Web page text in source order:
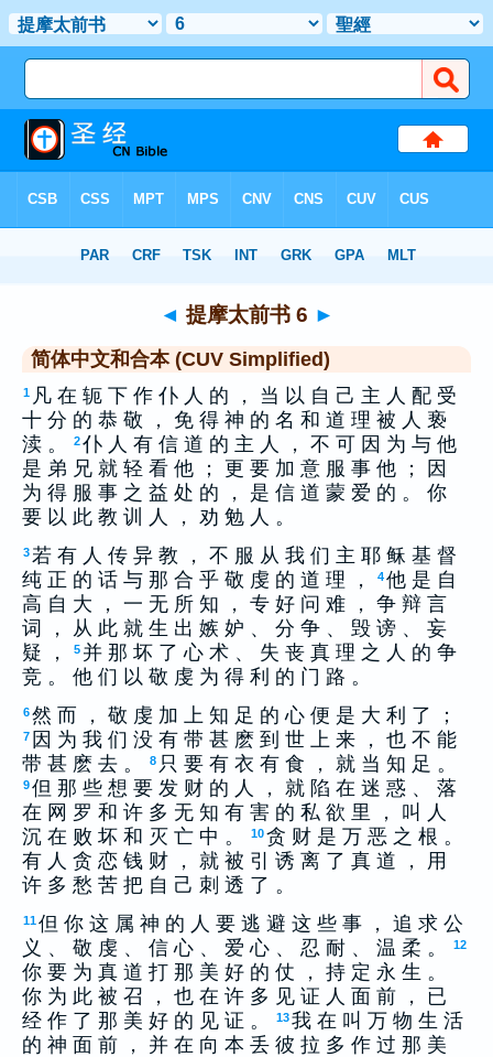
> 提摩太前书 6
◄ 提摩太前书 6 ►
简体中文和合本 (CUV Simplified)
1 凡 在 轭 下 作 仆 人 的 ， 当 以 自 己 主 人 配 受
十 分 的 恭 敬 ， 免 得 神 的 名 和 道 理 被 人 亵
渎 。
2仆 人 有 信 道 的 主 人 ， 不 可 因 为 与 他
是 弟 兄 就 轻 看 他 ； 更 要 加 意 服 事 他 ； 因
为 得 服 事 之 益 处 的 ， 是 信 道 蒙 爱 的 。 你
要 以 此 教 训 人 ， 劝 勉 人 。
3若 有 人 传 异 教 ， 不 服 从 我 们 主 耶 稣 基 督
纯 正 的 话 与 那 合 乎 敬 虔 的 道 理 ，
4他 是 自
高 自 大 ， 一 无 所 知 ， 专 好 问 难 ， 争 辩 言
词 ， 从 此 就 生 出 嫉 妒 、 分 争 、 毁 谤 、 妄
疑 ，
5 并 那 坏 了 心 术 、 失 丧 真 理 之 人 的 争
竞 。 他 们 以 敬 虔 为 得 利 的 门 路 。
6然 而 ， 敬 虔 加 上 知 足 的 心 便 是 大 利 了 ；
7 因 为 我 们 没 有 带 甚 麽 到 世 上 来 ， 也 不 能
带 甚 麽 去 。
8 只 要 有 衣 有 食 ， 就 当 知 足 。
9但 那 些 想 要 发 财 的 人 ， 就 陷 在 迷 惑 、 落
在 网 罗 和 许 多 无 知 有 害 的 私 欲 里 ， 叫 人
沉 在 败 坏 和 灭 亡 中 。
10贪 财 是 万 恶 之 根 。
有 人 贪 恋 钱 财 ， 就 被 引 诱 离 了 真 道 ， 用
许 多 愁 苦 把 自 己 刺 透 了 。
11但 你 这 属 神 的 人 要 逃 避 这 些 事 ， 追 求 公
义 、 敬 虔 、 信 心 、 爱 心 、 忍 耐 、 温 柔 。
12
你 要 为 真 道 打 那 美 好 的 仗 ， 持 定 永 生 。
你 为 此 被 召 ， 也 在 许 多 见 证 人 面 前 ， 已
经 作 了 那 美 好 的 见 证 。
13我 在 叫 万 物 生 活
的 神 面 前 ， 并 在 向 本 丢 彼 拉 多 作 过 那 美